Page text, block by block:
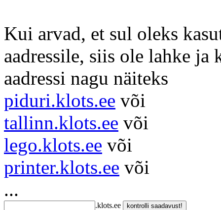
Kui arvad, et sul oleks
aadressile, siis ole lahke ja
aadressi nagu näiteks
piduri.klots.ee või
tallinn.klots.ee või
lego.klots.ee või
printer.klots.ee või
...
.klots.ee